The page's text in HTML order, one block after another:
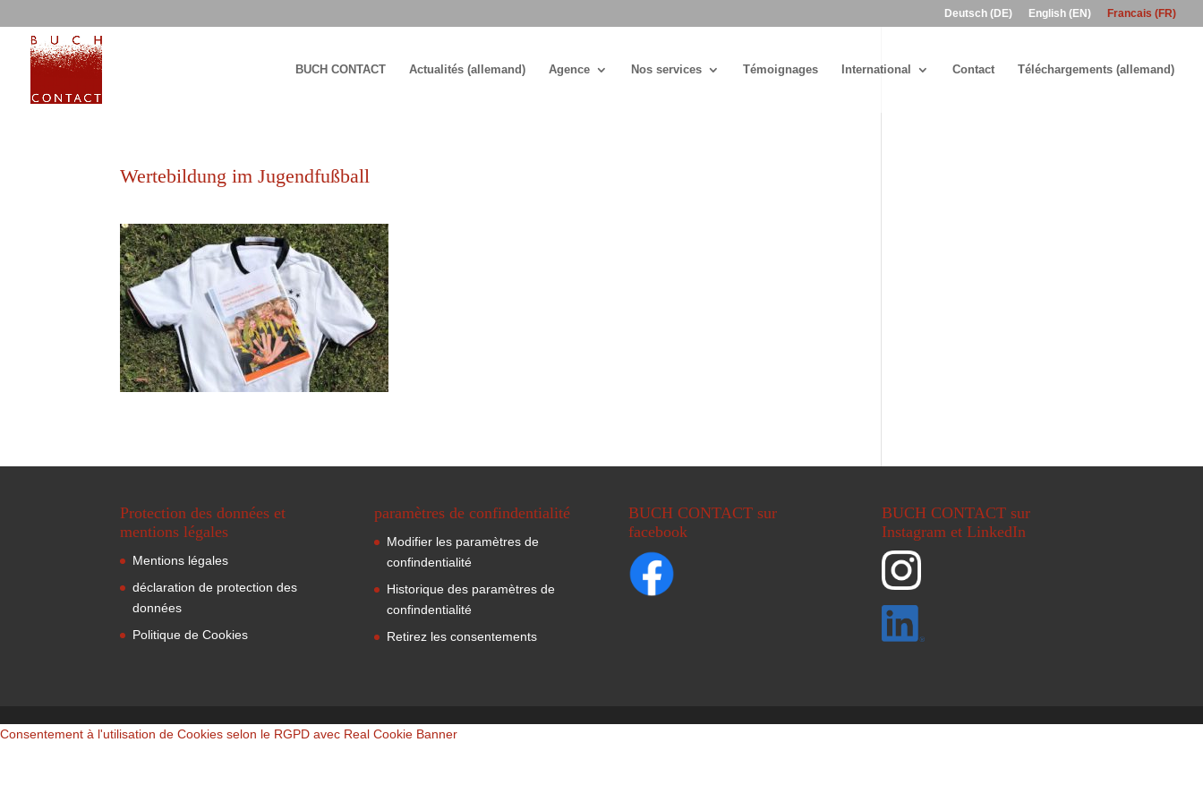
Deutsch (DE) English (EN) Francais (FR)
BUCH CONTACT Actualités (allemand) Agence Nos services Témoignages International Contact Téléchargements (allemand)
Wertebildung im Jugendfußball
Protection des données et
mentions légales
Mentions légales
déclaration de protection des
données
Politique de Cookies
paramètres de confindentialité
Modifier les paramètres de
confindentialité
Historique des paramètres de
confindentialité
Retirez les consentements
BUCH CONTACT sur
facebook
BUCH CONTACT sur
Instagram et LinkedIn
Consentement à l'utilisation de Cookies selon le RGPD avec Real Cookie Banner